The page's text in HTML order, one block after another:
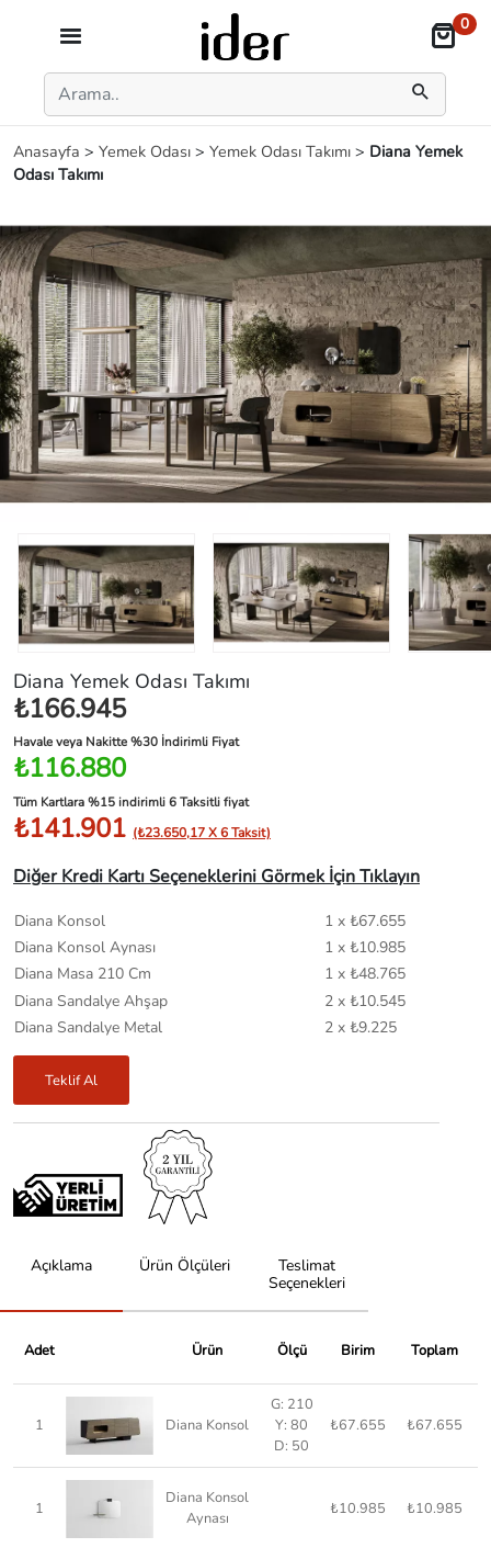
0
Anasayfa > Yemek Odası > Yemek Odası Takımı > Diana Yemek
Odası Takımı
Diana Yemek Odası Takımı
₺166.945
Havale veya Nakitte %30 İndirimli Fiyat
₺116.880
Tüm Kartlara %15 indirimli 6 Taksitli fiyat
₺141.901 (₺23.650,17 X 6 Taksit)
Diğer Kredi Kartı Seçeneklerini Görmek İçin Tıklayın
Diana Konsol
1 x ₺67.655
Diana Konsol Aynası
1 x ₺10.985
Diana Masa 210 Cm
1 x ₺48.765
Diana Sandalye Ahşap
2 x ₺10.545
Diana Sandalye Metal
2 x ₺9.225
Teklif Al
Açıklama Ürün Ölçüleri
Teslimat
Seçenekleri
Adet Ürün Ölçü Birim Toplam
1 Diana Konsol
G: 210
Y: 80
D: 50
₺67.655 ₺67.655
1
Diana Konsol
Aynası
₺10.985 ₺10.985